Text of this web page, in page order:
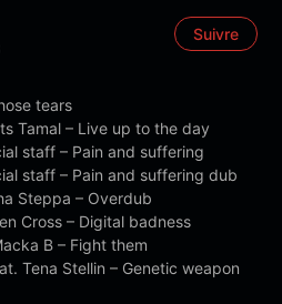
Suivre
tears
Tamal – Live up to the day
staff – Pain and suffering
staff – Pain and suffering dub
Steppa – Overdub
Cross – Digital badness
B – Fight them
Tena Stellin – Genetic weapon